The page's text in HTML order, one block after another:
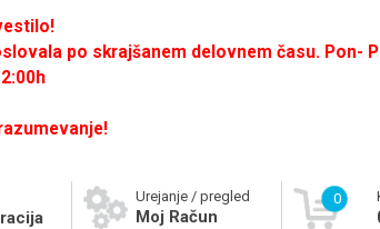
po skrajšanem delovnem času. Pon-
Urejanje / pregled
Moj Račun
0